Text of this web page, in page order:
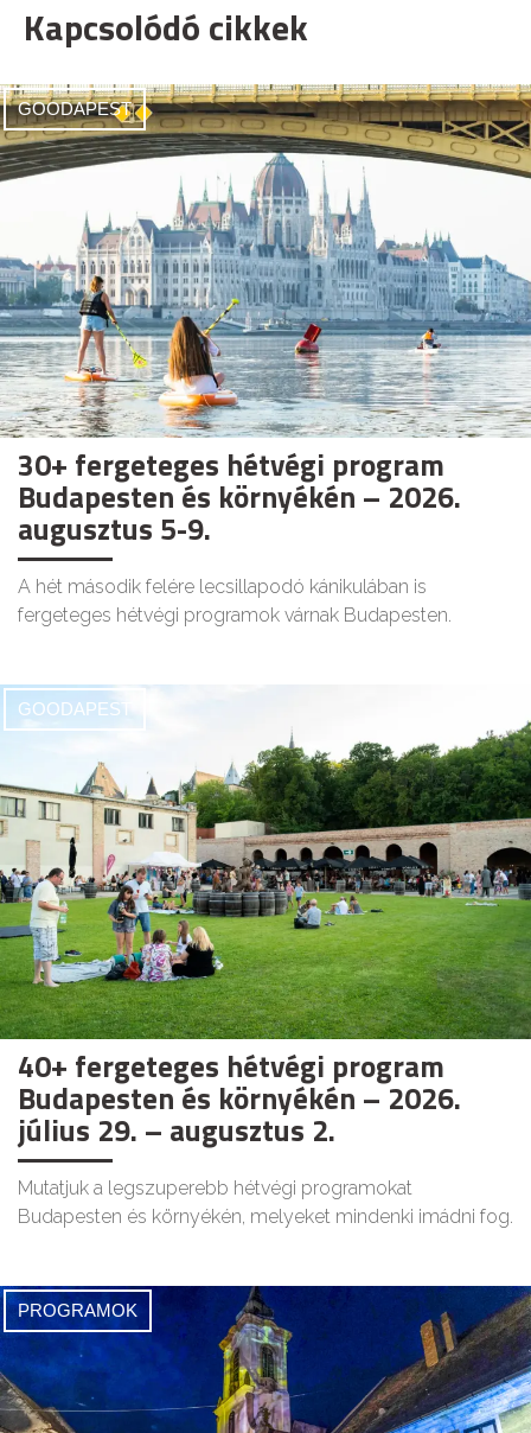
Kapcsolódó cikkek
GOODAPEST
30+ fergeteges hétvégi program
Budapesten és környékén – 2026.
augusztus 5-9.
A hét második felére lecsillapodó kánikulában is
fergeteges hétvégi programok várnak Budapesten.
GOODAPEST
40+ fergeteges hétvégi program
Budapesten és környékén – 2026.
július 29. – augusztus 2.
Mutatjuk a legszuperebb hétvégi programokat
Budapesten és környékén, melyeket mindenki imádni fog.
PROGRAMOK